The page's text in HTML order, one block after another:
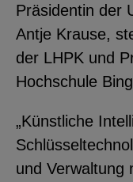
Präsidentin der
Antje Krause,
der LHPK und
Hochschule
„Künstliche
und Verwaltung